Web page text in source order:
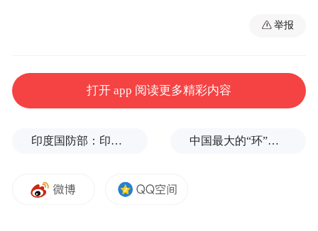
“创业要有激情，每天早上一起来就巴不得马
说，规划《建议》提出促进平台经济，促进
国内国际双循环等，这些都与西拼选品的业
衷。“我们相信，未来一定会打造出中国中小
举报
打开 app 阅读更多精彩内容
印度国防部：印度成功试射“烈火-4”中程弹道导弹，可携带常规弹头和核弹头 中国最大的“环”，要来了